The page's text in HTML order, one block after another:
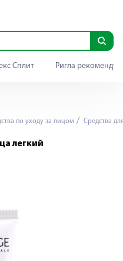
Сплит Ригла
по уходу за лицом Средства
легкий